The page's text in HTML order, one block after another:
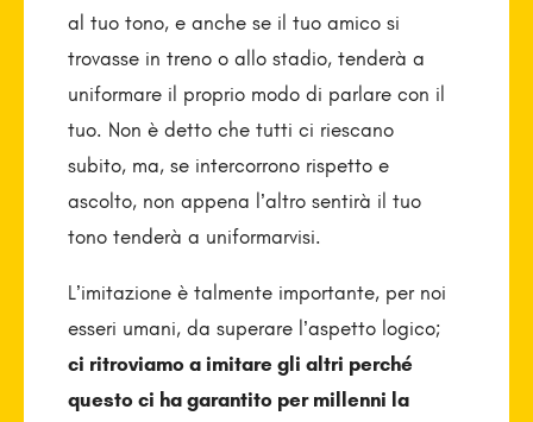
al tuo tono, e anche se il tuo amico si
trovasse in treno o allo stadio, tenderà a
uniformare il proprio modo di parlare con il
tuo. Non è detto che tutti ci riescano
subito, ma, se intercorrono rispetto e
ascolto, non appena l’altro sentirà il tuo
tono tenderà a uniformarvisi.
L’imitazione è talmente importante, per noi
esseri umani, da superare l’aspetto logico;
ci ritroviamo a imitare gli altri perché
questo ci ha garantito per millenni la